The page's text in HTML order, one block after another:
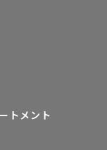
トメント